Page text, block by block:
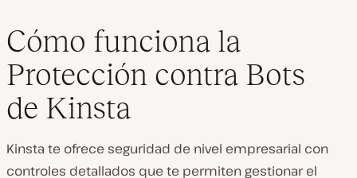
Cómo funciona la
Protección contra Bots
de Kinsta
Kinsta te ofrece seguridad de nivel empresarial con
controles detallados que te permiten gestionar el